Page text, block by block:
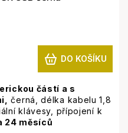
DO KOŠÍKU
částí a s
černá, délka kabelu 1,8
klávesy, přípojení k
24 měsíců